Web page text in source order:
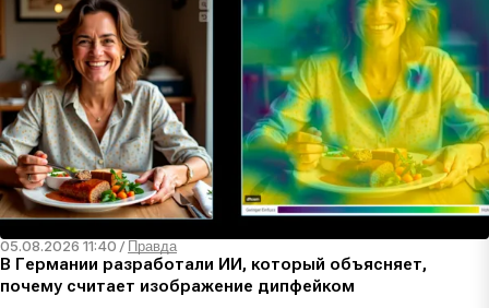
05.08.2026 11:40 / Правда
В Германии разработали ИИ, который объясняет,
почему считает изображение дипфейком